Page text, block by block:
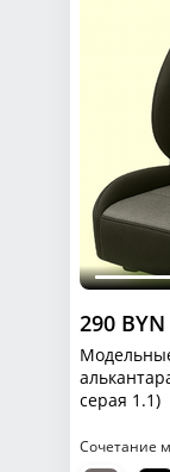
290 BYN
серая 1.1)
Сочетание